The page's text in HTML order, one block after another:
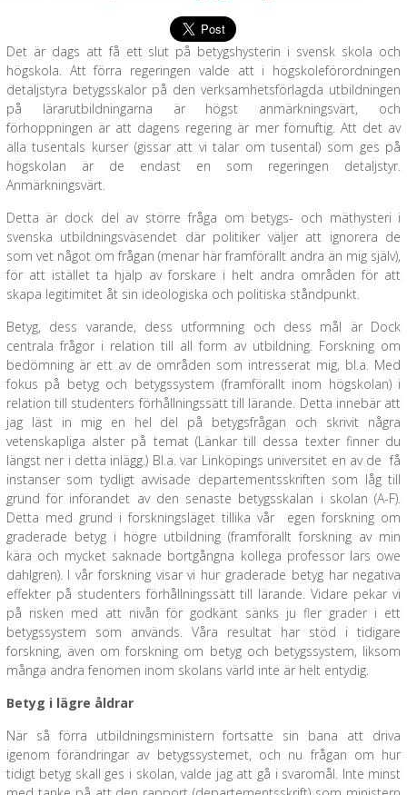
Det är dags att få ett slut på betygshysterin i svensk skola och
högskola. Att förra regeringen valde att i högskoleförordningen
detaljstyra betygsskalor på den verksamhetsförlagda utbildningen
på lärarutbildningarna är högst anmärkningsvärt, och
förhoppningen är att dagens regering är mer förnuftig. Att det av
alla tusentals kurser (gissar att vi talar om tusental) som ges på
högskolan är de endast en som regeringen detaljstyr.
Anmärkningsvärt.
Detta är dock del av större fråga om betygs- och mäthysteri i
svenska utbildningsväsendet där politiker väljer att ignorera de
som vet något om frågan (menar här framförallt andra än mig själv),
för att istället ta hjälp av forskare i helt andra områden för att
skapa legitimitet åt sin ideologiska och politiska ståndpunkt.
Betyg, dess varande, dess utformning och dess mål är Dock
centrala frågor i relation till all form av utbildning. Forskning om
bedömning är ett av de områden som intresserat mig, bl.a. Med
fokus på betyg och betygssystem (framförallt inom högskolan) i
relation till studenters förhållningssätt till lärande. Detta innebär att
jag läst in mig en hel del på betygsfrågan och skrivit några
vetenskapliga alster på temat (Länkar till dessa texter finner du
längst ner i detta inlägg.) Bl.a. var Linköpings universitet en av de få
instanser som tydligt avvisade departementsskriften som låg till
grund för införandet av den senaste betygsskalan i skolan (A-F).
Detta med grund i forskningsläget tillika vår egen forskning om
graderade betyg i högre utbildning (framförallt forskning av min
kära och mycket saknade bortgångna kollega professor lars owe
dahlgren). I vår forskning visar vi hur graderade betyg har negativa
effekter på studenters förhållningssätt till lärande. Vidare pekar vi
på risken med att nivån för godkänt sänks ju fler grader i ett
betygssystem som används. Våra resultat har stöd i tidigare
forskning, även om forskning om betyg och betygssystem, liksom
många andra fenomen inom skolans värld inte är helt entydig.
Betyg i lägre åldrar
När så förra utbildningsministern fortsatte sin bana att driva
igenom förändringar av betygssystemet, och nu frågan om hur
tidigt betyg skall ges i skolan, valde jag att gå i svaromål. Inte minst